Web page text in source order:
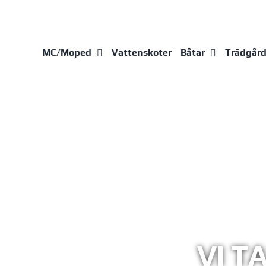
MC/Moped
Vattenskoter Båtar
VI